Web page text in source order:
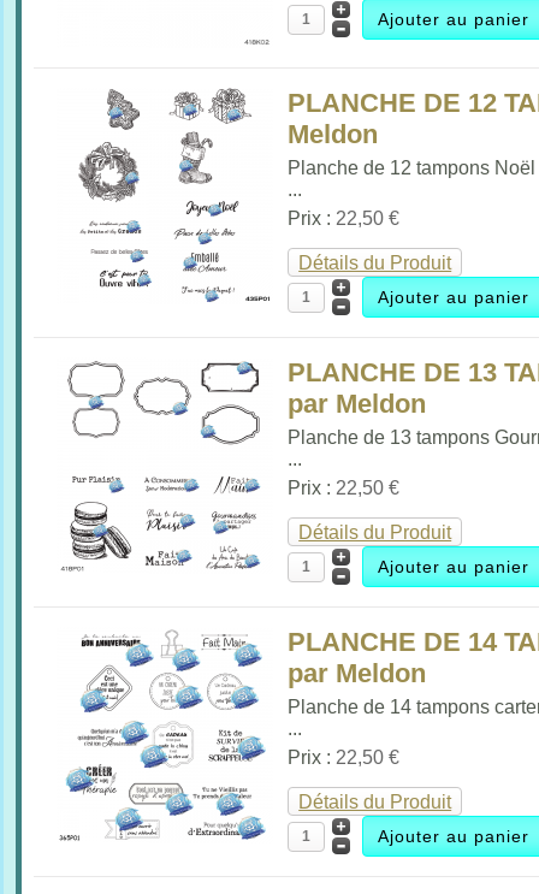
PLANCHE DE 12
Meldon
Planche de 12 tampons Noël
...
Prix : 22,50 €
Détails du Produit
PLANCHE DE 13
par Meldon
Planche de 13 tampons
...
Prix : 22,50 €
Détails du Produit
PLANCHE DE 14
par Meldon
Planche de 14 tampons
...
Prix : 22,50 €
Détails du Produit